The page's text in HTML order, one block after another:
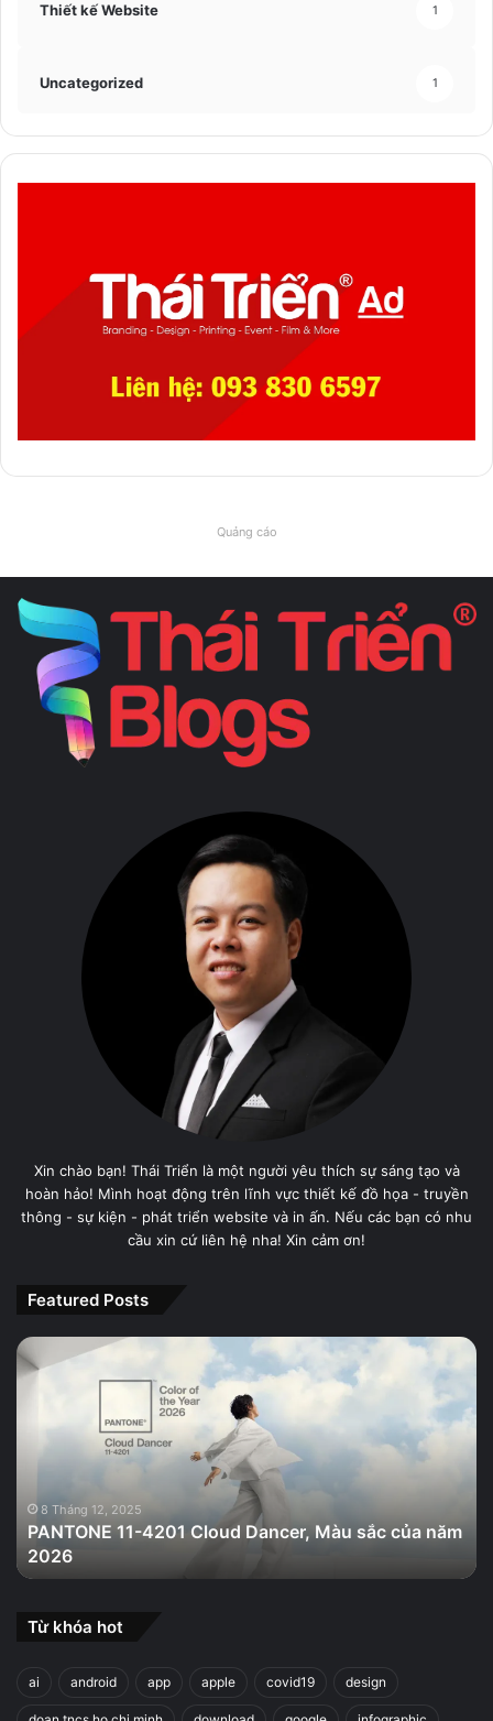
Thiết kế Website 1
Uncategorized 1
Quảng cáo
Xin chào bạn! Thái Triển là một người yêu thích sự sáng tạo và
hoàn hảo! Mình hoạt động trên lĩnh vực thiết kế đồ họa - truyền
thông - sự kiện - phát triển website và in ấn. Nếu các bạn có nhu
cầu xin cứ liên hệ nha! Xin cảm ơn!
Featured Posts
PANTONE
11-
Màu
của
năm
2026
8 Tháng 12, 2025
PANTONE 11-4201 Cloud Dancer, Màu sắc của năm
2026
Từ khóa hot
ai android app apple covid19 design